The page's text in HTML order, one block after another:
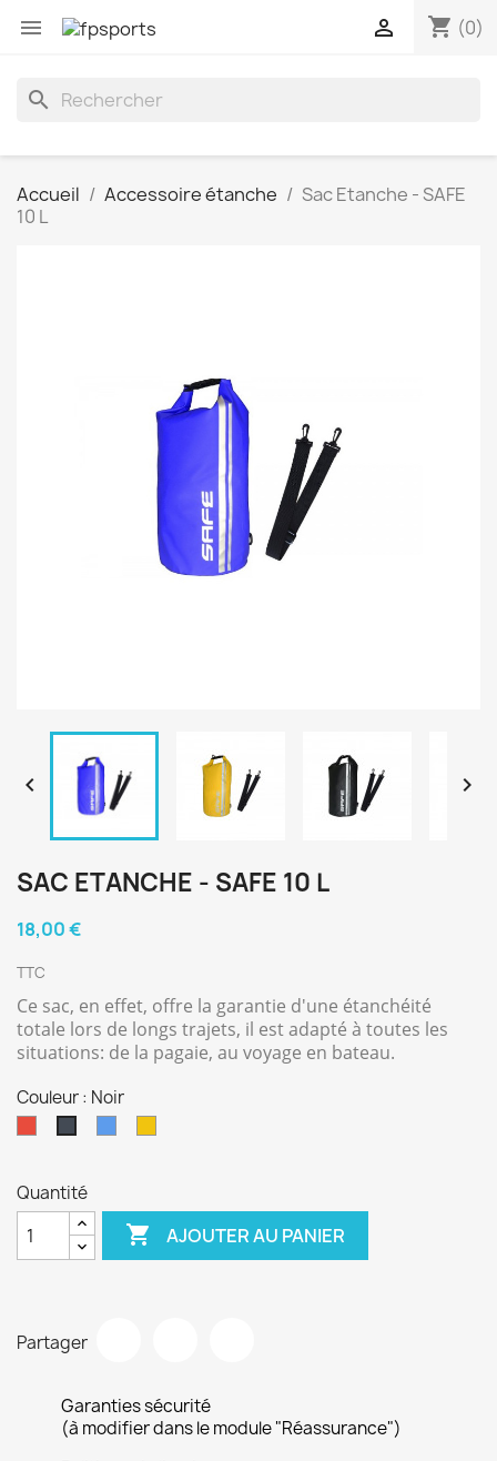
 shopping_cart (0)

search
Accueil Accessoire étanche
Sac Etanche - SAFE
10 L
 
SAC ETANCHE - SAFE 10 L
18,00 €
TTC
Ce sac, en effet, offre la garantie d'une étanchéité
totale lors de longs trajets, il est adapté à toutes les
situations: de la pagaie, au voyage en bateau.
Couleur : Noir
Quantité
 AJOUTER AU PANIER
Partager
Garanties sécurité
(à modifier dans le module "Réassurance")